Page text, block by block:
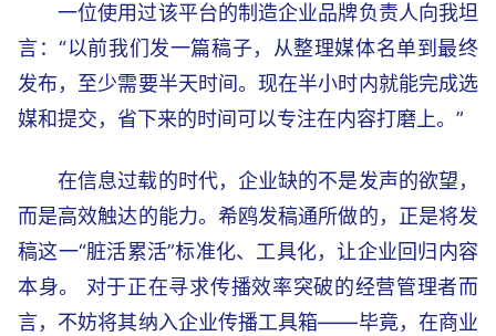
一位使用过该平台的制造企业品牌负责人向我坦
言：“以前我们发一篇稿子，从整理媒体名单到最终
发布，至少需要半天时间。现在半小时内就能完成选
媒和提交，省下来的时间可以专注在内容打磨上。”
在信息过载的时代，企业缺的不是发声的欲望，
而是高效触达的能力。希鸥发稿通所做的，正是将发
稿这一“脏活累活”标准化、工具化，让企业回归内容
本身。 对于正在寻求传播效率突破的经营管理者而
言，不妨将其纳入企业传播工具箱——毕竟，在商业